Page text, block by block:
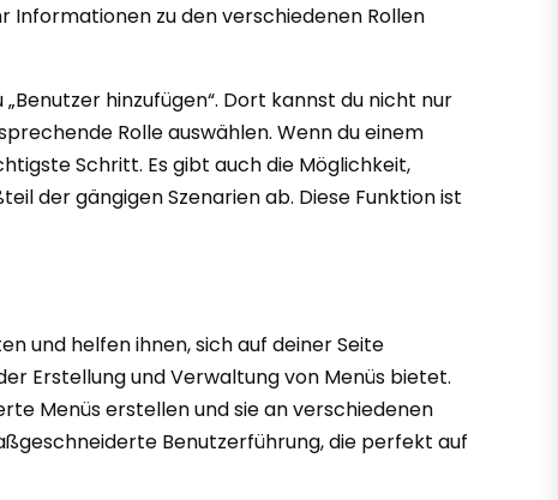
Informationen zu den verschiedenen Rollen
hinzufügen“. Dort kannst du nicht nur
Rolle auswählen. Wenn du einem
Schritt. Es gibt auch die Möglichkeit,
der gängigen Szenarien ab. Diese Funktion ist
und helfen ihnen, sich auf deiner Seite
Erstellung und Verwaltung von Menüs bietet.
Menüs erstellen und sie an verschiedenen
Benutzerführung, die perfekt auf